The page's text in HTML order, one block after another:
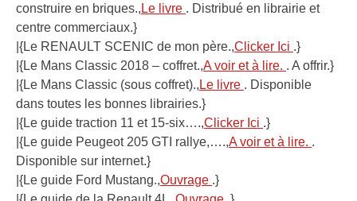
construire en briques., Le livre . Distribué en librairie et
centre commerciaux.}
|{Le RENAULT SCENIC de mon père.,Clicker Ici .}
|{Le Mans Classic 2018 – coffret.,A voir et à lire. . A offrir.}
|{Le Mans Classic (sous coffret)., Le livre . Disponible
dans toutes les bonnes librairies.}
|{Le guide traction 11 et 15-six….,Clicker Ici .}
|{Le guide Peugeot 205 GTI rallye,….,A voir et à lire. .
Disponible sur internet.}
|{Le guide Ford Mustang.,Ouvrage .}